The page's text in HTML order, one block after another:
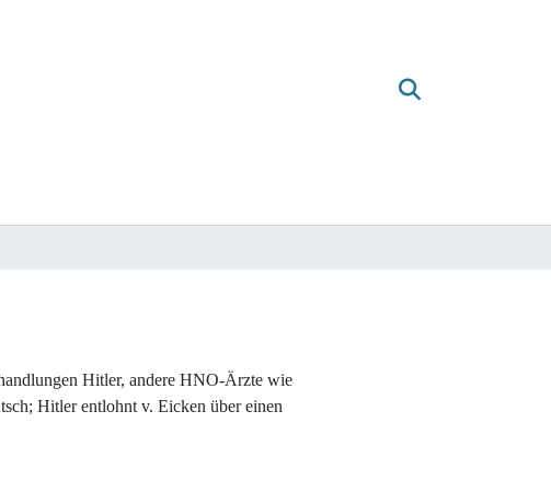
Hitler, andere HNO-Ärzte wie
Hitler entlohnt v. Eicken über einen